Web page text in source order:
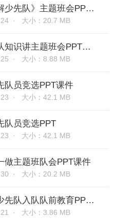
少先队员知识《了解少先队》主题班会PP课件
· 大小：20.7 MB
小学生红领巾少先队知识讲主题班会PPT课件
· 大小：8.88 MB
队员竞选PPT课件
· 大小：42.1 MB
队员竞选PPT
· 大小：42.1 MB
做主题班队会PPT课件
· 大小：20.2 MB
红领巾少先队小学少先队入队队前教育PPT课件【3092724】
· 大小：3.86 MB